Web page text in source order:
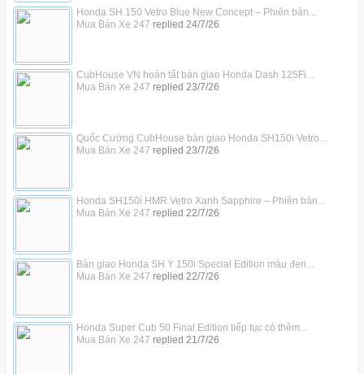
Honda SH 150 Vetro Blue New Concept – Phiên bản...
Mua Bán Xe 247 replied 24/7/26
CubHouse VN hoàn tất bàn giao Honda Dash 125Fi...
Mua Bán Xe 247 replied 23/7/26
Quốc Cường CubHouse bàn giao Honda SH150i Vetro...
Mua Bán Xe 247 replied 23/7/26
Honda SH150i HMR Vetro Xanh Sapphire – Phiên bản...
Mua Bán Xe 247 replied 22/7/26
Bàn giao Honda SH Ý 150i Special Edition màu đen...
Mua Bán Xe 247 replied 22/7/26
Honda Super Cub 50 Final Edition tiếp tục có thêm...
Mua Bán Xe 247 replied 21/7/26